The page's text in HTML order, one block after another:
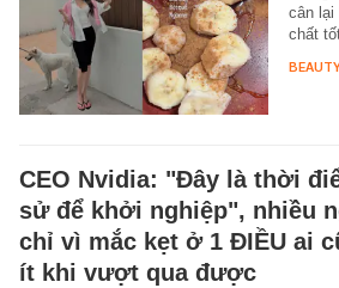
cân lại
chất
CEO Nvidia: "Đây là thời
sử để khởi nghiệp", nhiều
chỉ vì mắc kẹt ở 1 ĐIỀU ai
ít khi vượt qua được